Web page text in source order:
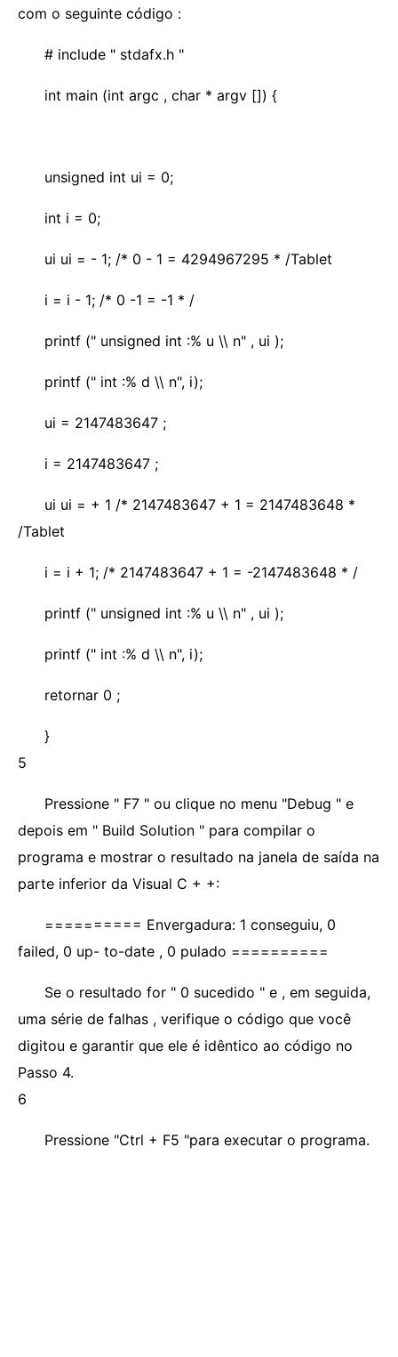
com o seguinte código :
# include " stdafx.h "
int main (int argc , char * argv []) {
unsigned int ui = 0;
int i = 0;
ui ui = - 1; /* 0 - 1 = 4294967295 * /Tablet
i = i - 1; /* 0 -1 = -1 * /
printf (" unsigned int :% u \\ n" , ui );
printf (" int :% d \\ n", i);
ui = 2147483647 ;
i = 2147483647 ;
ui ui = + 1 /* 2147483647 + 1 = 2147483648 *
/Tablet
i = i + 1; /* 2147483647 + 1 = -2147483648 * /
printf (" unsigned int :% u \\ n" , ui );
printf (" int :% d \\ n", i);
retornar 0 ;
}
5
Pressione " F7 " ou clique no menu "Debug " e
depois em " Build Solution " para compilar o
programa e mostrar o resultado na janela de saída na
parte inferior da Visual C + +:
========== Envergadura: 1 conseguiu, 0
failed, 0 up- to-date , 0 pulado ==========
Se o resultado for " 0 sucedido " e , em seguida,
uma série de falhas , verifique o código que você
digitou e garantir que ele é idêntico ao código no
Passo 4.
6
Pressione "Ctrl + F5 "para executar o programa.